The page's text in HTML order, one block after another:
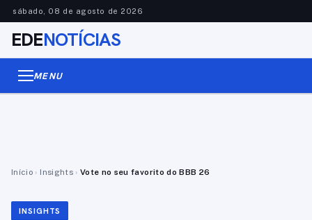
sábado, 08 de agosto de 2026
EDENOTÍCIAS
MENU
Início › Insights › Vote no seu favorito do BBB 26
INSIGHTS